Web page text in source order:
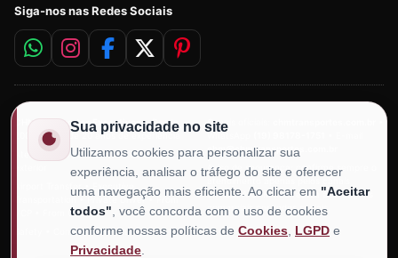
Siga-nos nas Redes Sociais
CHM Transportes Executivos • Desde
2006 • Mais de 20 anos de experiência
Atendimento para clientes do Brasil e do
Transportation • Private Driver • From
VCP • From GRU
Safety • Comfort • Punctuality
Canais oficiais:
WhatsApp
chm@chmtransportes.com.br
Aviso de segurança: confirme sempre o
atendimento apenas pelos canais
oficiais. A CHM não realiza abordagens
comerciais por redes sociais.
Sua privacidade no site
Utilizamos cookies para personalizar sua
experiência, analisar o tráfego do site e oferecer
uma navegação mais eficiente. Ao clicar em "Aceitar
todos" , você concorda com o uso de cookies
conforme nossas políticas de Cookies LGPD e
Privacidade